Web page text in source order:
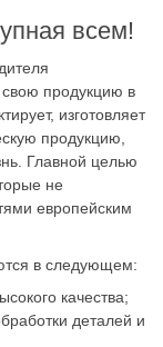
всем!
продукцию в
изготовляет
продукцию,
Главной целью
не
европейским
в следующем:
качества;
деталей и